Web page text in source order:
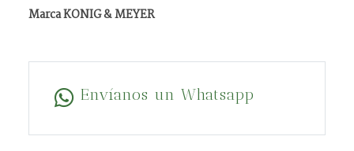
Marca KONIG & MEYER
Envíanos un Whatsapp